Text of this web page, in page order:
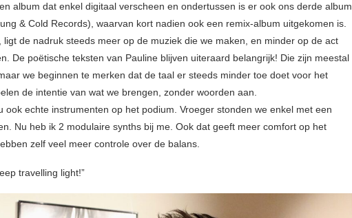
album dat enkel digitaal verscheen en ondertussen is er ook ons derde album
& Cold Records), waarvan kort nadien ook een remix-album uitgekomen is.
ligt de nadruk steeds meer op de muziek die we maken, en minder op de act
De poëtische teksten van Pauline blijven uiteraard belangrijk! Die zijn meestal
we beginnen te merken dat de taal er steeds minder toe doet voor het
de intentie van wat we brengen, zonder woorden aan.
ook echte instrumenten op het podium. Vroeger stonden we enkel met een
Nu heb ik 2 modulaire synths bij me. Ook dat geeft meer comfort op het
zelf veel meer controle over de balans.
travelling light!”